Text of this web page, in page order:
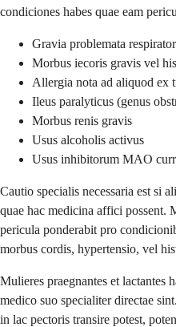
condiciones habes quae eam
Gravia problemata
Morbus iecoris gravis vel
Allergia nota ad aliquod ex
Ileus paralyticus (genus
Morbus renis gravis
Usus alcoholis activus
Usus inhibitorum MAO
Cautio specialis necessaria est si
quae hac medicina affici possent.
pericula ponderabit pro
morbus cordis, hypertensio, vel
Mulieres praegnantes et lactantes
medico suo specialiter directae
in lac pectoris transire potest,